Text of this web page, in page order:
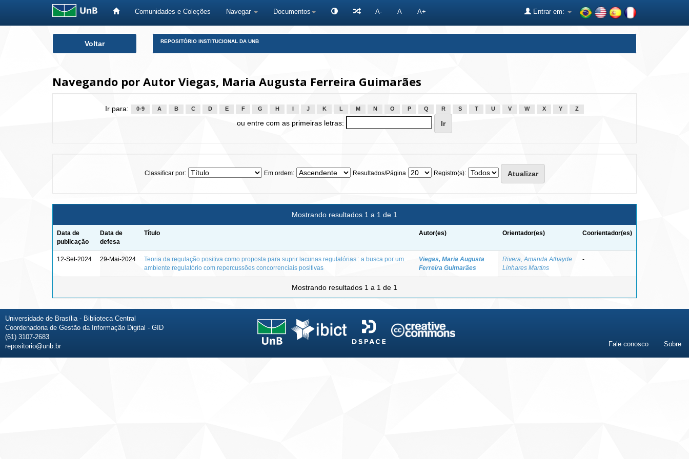
Comunidades e Coleções Navegar Documentos A- A A+ Entrar em:
Voltar REPOSITÓRIO INSTITUCIONAL DA UNB
Navegando por Autor Viegas, Maria Augusta Ferreira Guimarães
Ir para: 0-9 A B C D E F G H J K L M N O P Q R S T U V W X Y Z
ou entre com as primeiras letras:
Classificar por: Em ordem: Resultados/Página Registro(s):
Mostrando resultados 1 a 1 de 1
Data de
publicação
Data de
defesa
Título Autor(es) Orientador(es) Coorientador(es)
12-Set-2024 29-Mai-2024
Teoria da regulação positiva como proposta para suprir lacunas regulatórias : a busca por um
ambiente regulatório com repercussões concorrenciais positivas
Viegas, Maria Augusta
Ferreira Guimarães
Rivera, Amanda Athayde
Linhares Martins
-
Mostrando resultados 1 a 1 de 1
Universidade de Brasília - Biblioteca Central
Coordenadoria de Gestão da Informação Digital - GID
(61) 3107-2683
repositorio@unb.br
Fale conosco Sobre